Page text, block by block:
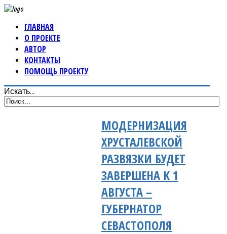
ГЛАВНАЯ
О ПРОЕКТЕ
АВТОР
КОНТАКТЫ
ПОМОЩЬ ПРОЕКТУ
Искать...
МОДЕРНИЗАЦИЯ
ХРУСТАЛЕВСКОЙ
РАЗВЯЗКИ БУДЕТ
ЗАВЕРШЕНА К 1
АВГУСТА –
ГУБЕРНАТОР
СЕВАСТОПОЛЯ